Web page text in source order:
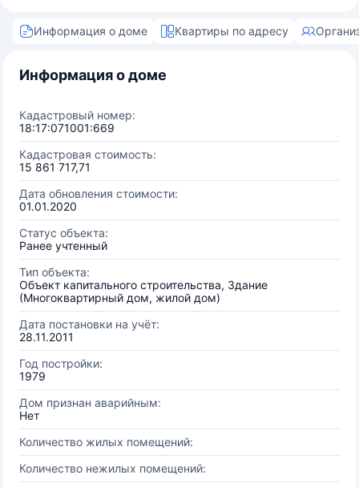
Информация о доме Квартиры по адресу
Информация о доме
Кадастровый номер:
18:17:071001:669
Кадастровая стоимость:
15 861 717,71
Дата обновления стоимости:
01.01.2020
Статус объекта:
Ранее учтенный
Тип объекта:
Объект капитального строительства, Здание
(Многоквартирный дом, жилой дом)
Дата постановки на учёт:
28.11.2011
Год постройки:
1979
Дом признан аварийным:
Нет
Количество жилых помещений:
Количество нежилых помещений: